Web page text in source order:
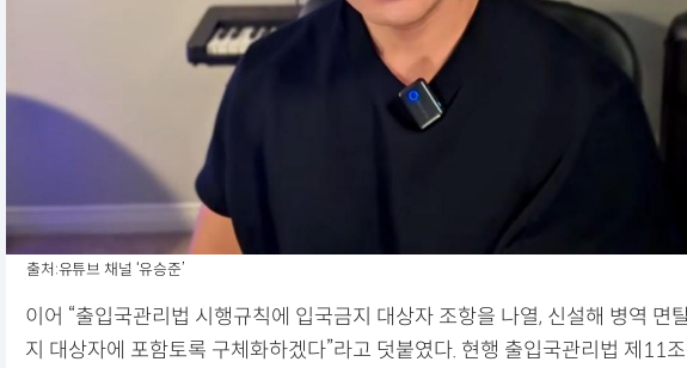
출처:유튜브 채널 ‘유승준’
이어 “출입국관리법 시행규칙에 입국금지 대상자 조항을 나열, 신설해 병역 면
지 대상자에 포함토록 구체화하겠다”라고 덧붙였다. 현행 출입국관리법 제11